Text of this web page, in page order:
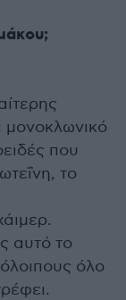
μονοκλωνικό
που
το
αυτό το
όλο